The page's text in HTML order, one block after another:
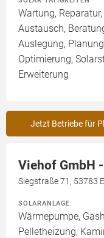
Wartung,
Austausch,
Auslegung,
Optimierung,
Erweiterung
Jetzt Betriebe für
Viehof GmbH
Siegstraße 71, 53783
SOLARANLAGE
Wärmepumpe,
Pelletheizung,